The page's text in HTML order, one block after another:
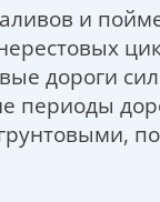
и
дороги
периоды